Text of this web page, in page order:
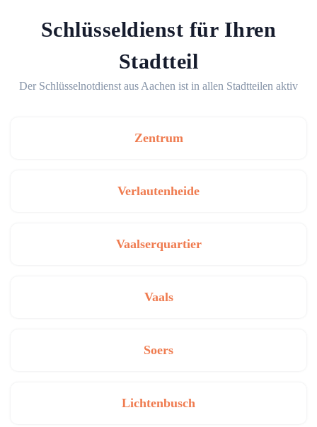
Schlüsseldienst für Ihren
Stadtteil
Der Schlüsselnotdienst aus Aachen ist in allen Stadtteilen aktiv
Zentrum
Verlautenheide
Vaalserquartier
Vaals
Soers
Lichtenbusch